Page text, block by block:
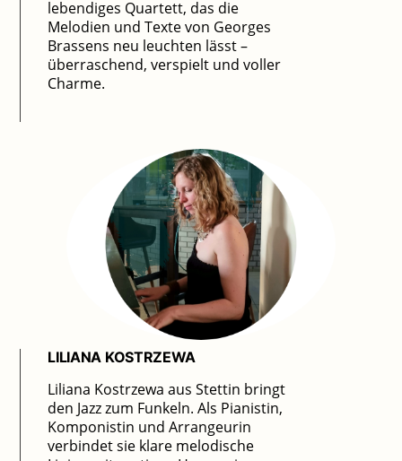
lebendiges Quartett, das die
Melodien und Texte von Georges
Brassens neu leuchten lässt –
überraschend, verspielt und voller
Charme.
LILIANA KOSTRZEWA
Liliana Kostrzewa aus Stettin bringt
den Jazz zum Funkeln. Als Pianistin,
Komponistin und Arrangeurin
verbindet sie klare melodische